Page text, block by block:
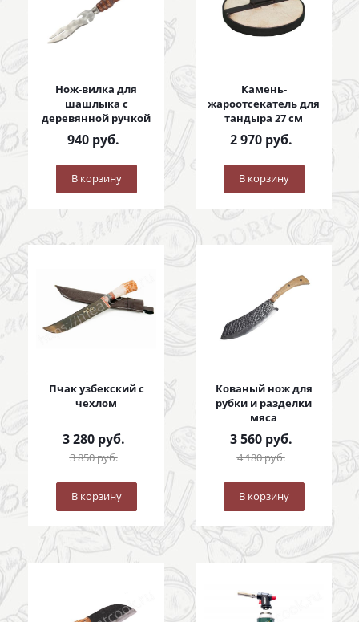
Нож-вилка для
шашлыка с
деревянной ручкой
940 руб.
В корзину
Камень-
жароотсекатель для
тандыра 27 см
2 970руб.
В корзину
Пчак узбекский с
чехлом
3 280руб.
3 850руб.
В корзину
Кованый нож для
рубки и разделки
мяса
3 560руб.
4 180руб.
В корзину